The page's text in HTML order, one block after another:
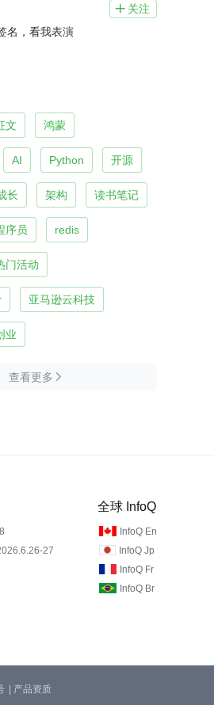
 关注
名，看我表演
文 鸿蒙
AI Python 开源
长 架构 读书笔记
序员 redis
门活动
亚马逊云科技
业
查看更多 
27
全球 InfoQ
InfoQ En
InfoQ Jp
InfoQ Fr
InfoQ Br
| 产品资质